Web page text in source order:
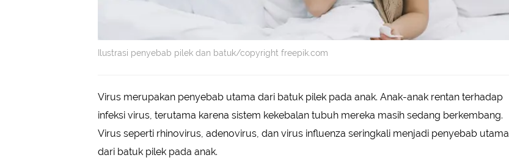
Ilustrasi penyebab pilek dan batuk/copyright freepik.com
Virus merupakan penyebab utama dari batuk pilek pada anak. Anak-anak rentan terhadap
infeksi virus, terutama karena sistem kekebalan tubuh mereka masih sedang berkembang.
Virus seperti rhinovirus, adenovirus, dan virus influenza seringkali menjadi penyebab utama
dari batuk pilek pada anak.